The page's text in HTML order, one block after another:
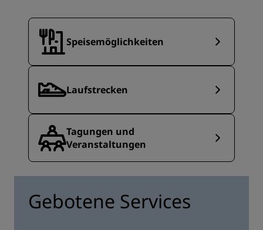
Speisemöglichkeiten
Laufstrecken
Tagungen und
Veranstaltungen
Gebotene Services